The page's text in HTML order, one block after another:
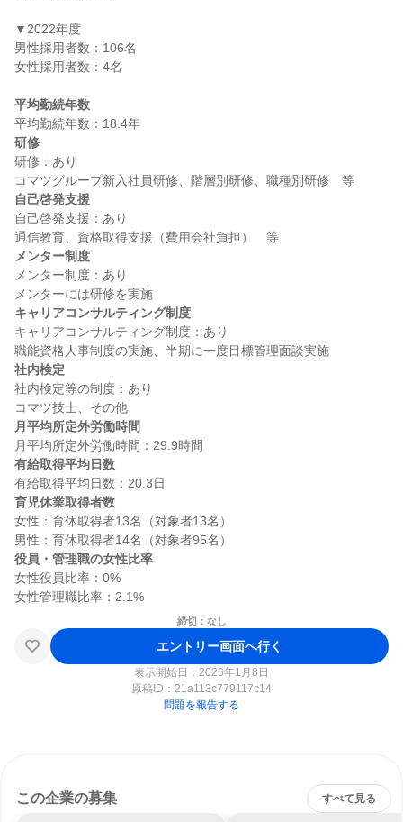
▼2022年度
男性採用者数：106名
女性採用者数：4名
平均勤続年数
研修
研修：あり
自己啓発支援
自己啓発支援：あり
メンター制度
メンター制度：あり
キャリアコンサルティング制度
キャリアコンサルティング制度：あり
社内検定
社内検定等の制度：あり
月平均所定外労働時間
有給取得平均日数
育児休業取得者数
女性：育休取得者13名（対象者13名）
役員・管理職の女性比率
女性役員比率：0%
締切：なし
エントリー画面へ行く
表示開始日：2026年1月8日
原稿ID： 21a113c779117c14
問題を報告する
この企業の募集 すべて見る